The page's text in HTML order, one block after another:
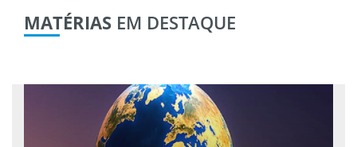
MATÉRIAS EM DESTAQUE